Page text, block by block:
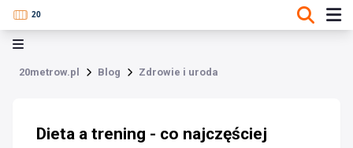
20metrow.pl Blog Zdrowie i uroda
Dieta a trening - co najczęściej